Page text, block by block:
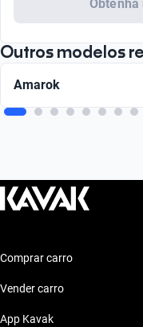
Obtenha
Outros modelos
Amarok
Comprar carro
Vender carro
App Kavak